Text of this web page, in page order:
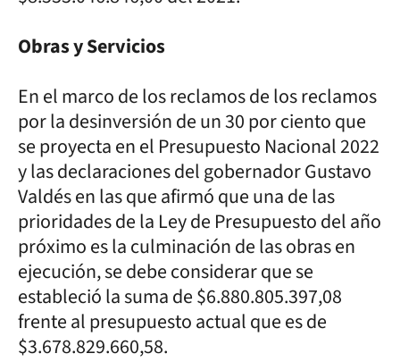
Obras y Servicios
En el marco de los reclamos de los reclamos
por la desinversión de un 30 por ciento que
se proyecta en el Presupuesto Nacional 2022
y las declaraciones del gobernador Gustavo
Valdés en las que afirmó que una de las
prioridades de la Ley de Presupuesto del año
próximo es la culminación de las obras en
ejecución, se debe considerar que se
estableció la suma de $6.880.805.397,08
frente al presupuesto actual que es de
$3.678.829.660,58.